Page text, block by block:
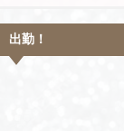
出勤！